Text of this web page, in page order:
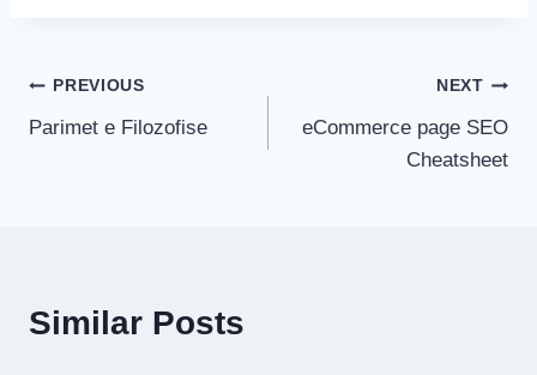
PREVIOUS
Parimet e Filozofise
NEXT
eCommerce page SEO
Cheatsheet
Similar Posts